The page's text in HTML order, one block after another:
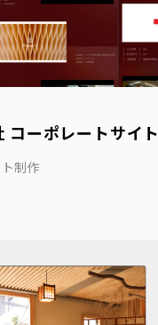
ーポレートサイト
制作